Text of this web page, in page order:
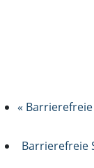
«
Barrierefreie